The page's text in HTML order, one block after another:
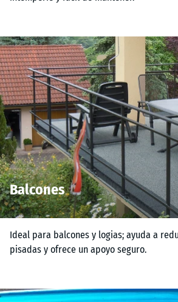
Balcones
Ideal para balcones y logias; ayuda a
pisadas y ofrece un apoyo seguro.